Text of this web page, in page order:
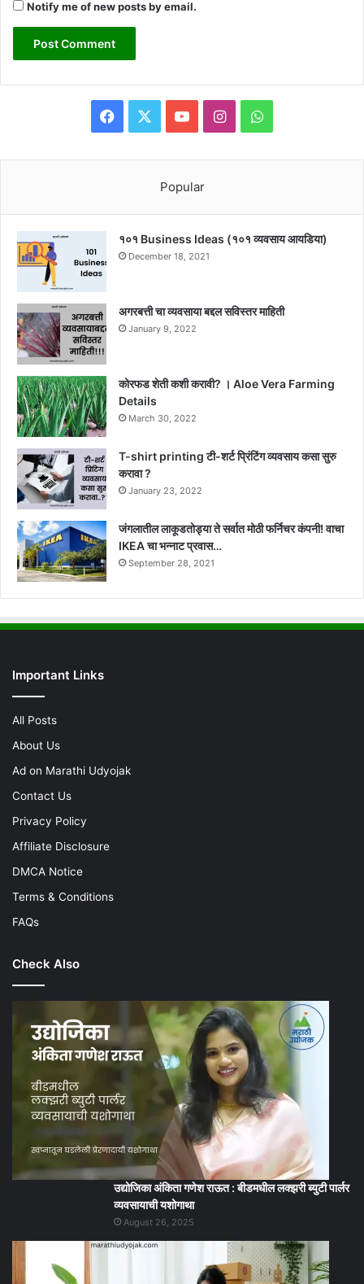
Notify me of new posts by email.
Facebook YouTubeInstagramWhatsApp
Popular
१०१ Business Ideas (१०१ व्यवसाय आयडिया)
December 18, 2021
अगरबत्ती चा व्यवसाया बद्दल सविस्तर माहिती
January 9, 2022
कोरफड शेती कशी करावी? । Aloe Vera Farming
Details
March 30, 2022
T-shirt printing टी-शर्ट प्रिंटिंग व्यवसाय कसा सुरु
करावा ?
January 23, 2022
जंगलातील लाकूडतोड्या ते सर्वात मोठी फर्निचर कंपनी! वाचा
IKEA चा भन्नाट प्रवास…
September 28, 2021
Important Links
All Posts
About Us
Ad on Marathi Udyojak
Contact Us
Privacy Policy
Affiliate Disclosure
DMCA Notice
Terms & Conditions
FAQs
Check Also
उद्योजिका अंकिता गणेश राऊत : बीडमधील लक्झरी ब्युटी पार्लर
व्यवसायाची यशोगाथा
August 26, 2025